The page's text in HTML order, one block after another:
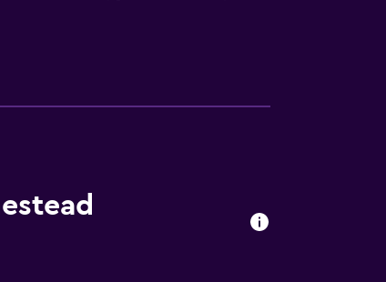
Dragon Museum och Sacred Heart
och aktiviteter i Bendigo.